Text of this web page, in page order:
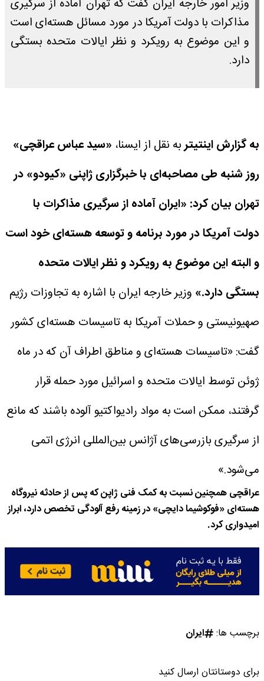
وزیر امور خارجه ایران گفت که تهران آماده از سرگیری
مذاکرات با دولت آمریکا در مورد مسائل هسته‌ای است
و این موضوع به رویکرد و نظر ایالات متحده بستگی
دارد.
به گزارش اینتیتربه نقل از ایسنا، «سید عباس عراقچی»
روز شنبه طی مصاحبه‌ای با خبرگزاری ژاپنی «کیودو» در
تهران بیان کرد: «ایران آماده از سرگیری مذاکرات با
دولت آمریکا در مورد برنامه و توسعه هسته‌ای خود است
و البته این موضوع به رویکرد و نظر ایالات متحده
بستگی دارد.» وزیر خارجه ایران با اشاره به تجاوزات رژیم
صهیونیستی و حملات آمریکا به تاسیسات هسته‌ای کشور
گفت: «تاسیسات هسته‌ای و مناطق اطراف آن که در ماه
ژوئن توسط ایالات متحده و اسرائیل مورد حمله قرار
گرفتند، ممکن است به مواد رادیواکتیو آلوده باشند که مانع
از سرگیری بازرسی‌های آژانس بین‌المللی انرژی اتمی
می‌شود.»
عراقچی همچنین نسبت به کمک فنی ژاپن که پس از حادثه نیروگاه
هسته‌ای «فوکوشیما دایچی» در زمینه رفع آلودگی تخصص دارد، ابراز
امیدواری کرد.
برچسب ها: ایران
برای دوستانتان ارسال کنید